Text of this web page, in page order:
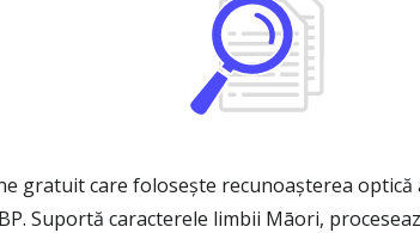
gratuit care folosește recunoașterea
Suportă caracterele limbii Māori,